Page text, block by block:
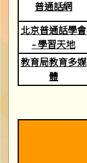
普通話網
北京普通話學會
- 學習天地
教育局教育多媒
體